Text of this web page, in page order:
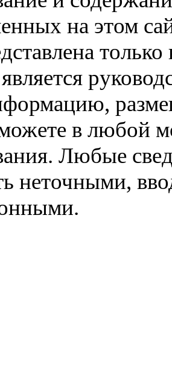
на этом
в любой
Любые
неточными,